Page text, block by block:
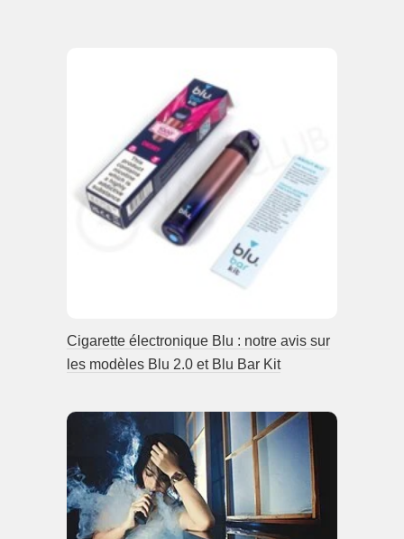
Cigarette électronique Blu : notre avis sur
les modèles Blu 2.0 et Blu Bar Kit